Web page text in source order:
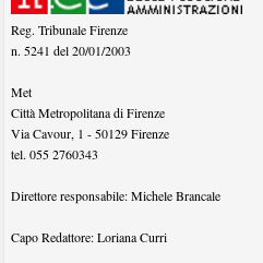
Reg. Tribunale Firenze
n. 5241 del 20/01/2003
Met
Città Metropolitana di Firenze
Via Cavour, 1 - 50129 Firenze
tel.055 2760343
Direttore responsabile:Michele Brancale
Capo Redattore:Loriana Curri